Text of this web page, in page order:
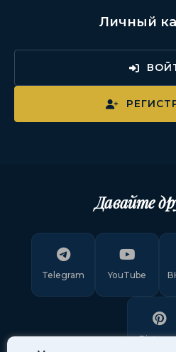
Личный
Давайте
Telegram YouTube